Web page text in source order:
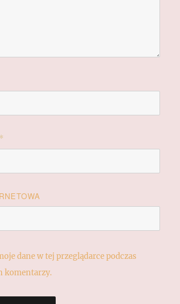
*
dane w tej przeglądarce podczas
komentarzy.